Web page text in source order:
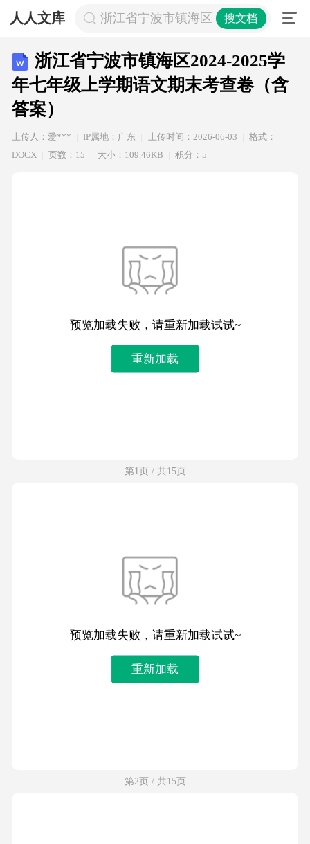
人人文库 浙江省宁波市镇海区2024-2025学年
搜文档
浙江省宁波市镇海区2024-2025学
年七年级上学期语文期末考查卷（含
答案）
上传人：爱*** IP属地：广东 上传时间：2026-06-03
格式：
DOCX
页数：15 大小：109.46KB 积分：5
预览加载失败，请重新加载试试~
重新加载
第1页 / 共15页
预览加载失败，请重新加载试试~
重新加载
第2页 / 共15页